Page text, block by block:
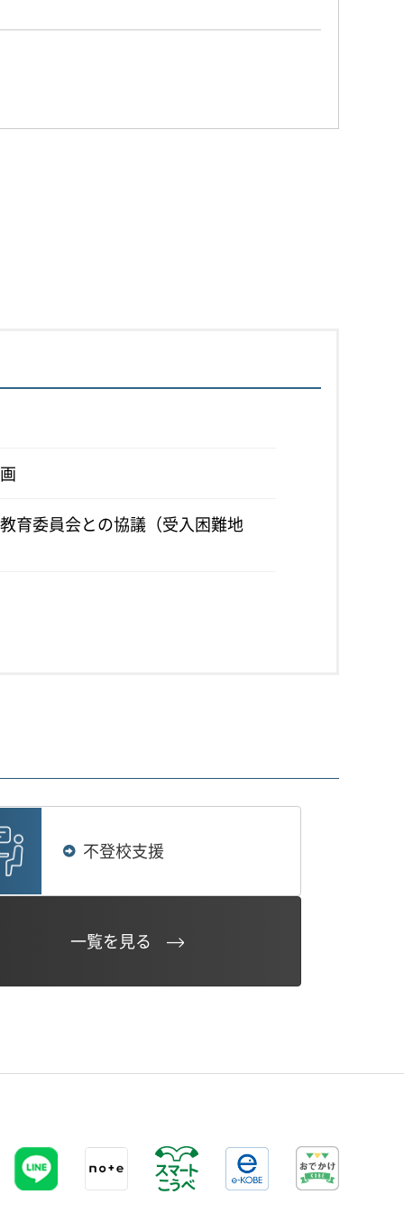
育委員会との協議（受入困難地
不登校支援
一覧を見る